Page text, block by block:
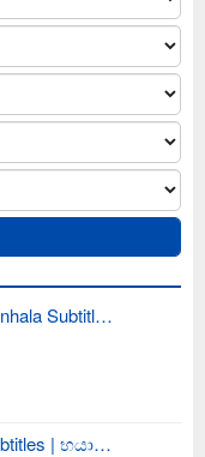
Subtitl…
| භයා…